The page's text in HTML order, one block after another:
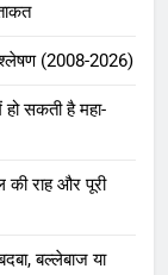
(2008-2026)
सकती है महा-
की राह और पूरी
बल्लेबाज या
के पीछे की
टीमें: एक